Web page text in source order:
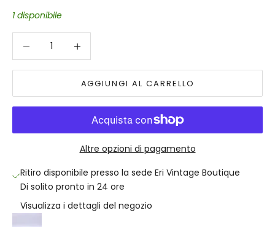
1 disponibile
Diminuisci quantità
AGGIUNGI AL CARRELLO
Altre opzioni di pagamento
Ritiro disponibile presso la sede Eri Vintage Boutique
Di solito pronto in 24 ore
Visualizza i dettagli del negozio